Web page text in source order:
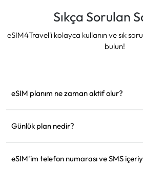
Sıkça Sorulan
eSIM4Travel'i kolayca kullanın ve sık
bulun!
eSIM planım ne zaman aktif olur?
Hareket etmeden önce yüklemenizi
Günlük plan nedir?
kadar geçerli olur. Günlük veri miktarını
eSIM'im telefon numarası ve SMS